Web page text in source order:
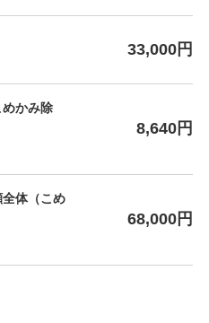
33,000円
かみ除
8,640円
体（こめ
68,000円